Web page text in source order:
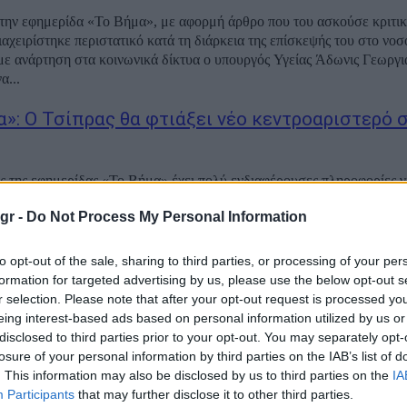
- Do Not Process My Personal Information
opt-out of the sale, sharing to third parties, or processing of your
for targeted advertising by us, please use the below opt-out
selection. Please note that after your opt-out request is processed
interest-based ads based on personal information utilized by us
to third parties prior to your opt-out. You may separately
of your personal information by third parties on the IAB’s list of
This information may also be disclosed by us to third parties on the
Participants that may further disclose it to other third parties.
εφημερίδα «Το Βήμα», με αφορμή άρθρο που του ασκούσε
περιστατικό κατά τη διάρκεια της επίσκεψής του στο
ανάρτηση στα κοινωνικά δίκτυα ο υπουργός Υγείας Άδωνις
Ο Τσίπρας θα φτιάξει νέο κεντροαριστερό
της εφημερίδας «Το Βήμα» έχει πολύ ενδιαφέρουσες πληροφορίες
μα πρώην συνεργάτες του, όπως η Δούρου και ο Παππάς, που δεν
Τέμπη: Επικαλείται δημοσίευμα του
επίσπευση των ερευνών
ΣΥΡΙΖΑ ΠΣ Στέφανος Κασσελάκης, ζητά να επισπευσθούν οι